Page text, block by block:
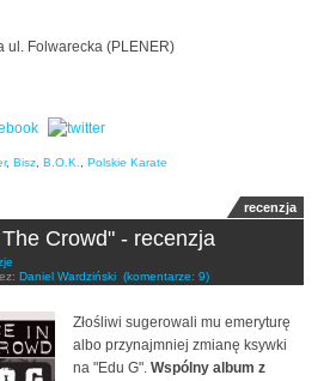
ul. Folwarecka (PLENER)
, Bisz, B.O.K., Polskie Karate
recenzja
Crowd" - recenzja
Daniel Wardziński (komentarze: 9)
Złośliwi sugerowali mu emeryturę
albo przynajmniej zmianę ksywki
na "Edu G". Wspólny album z